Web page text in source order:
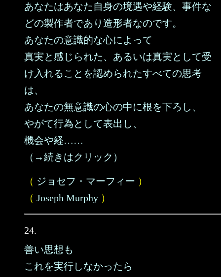
あなたはあなた自身の境遇や経験、事件な
どの製作者であり造形者なのです。
あなたの意識的な心によって
真実と感じられた、あるいは真実として受
け入れることを認められたすべての思考
は、
あなたの無意識の心の中に根を下ろし、
やがて行為として表出し、
機会や経……
（→続きはクリック）
（ ジョセフ・マーフィー ）
（ Joseph Murphy ）
24.
善い思想も
これを実行しなかったら